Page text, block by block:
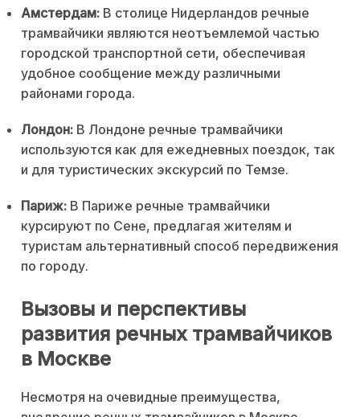
Амстердам: В столице Нидерландов речные
трамвайчики являются неотъемлемой частью
городской транспортной сети, обеспечивая
удобное сообщение между различными
районами города.
Лондон: В Лондоне речные трамвайчики
используются как для ежедневных поездок, так
и для туристических экскурсий по Темзе.
Париж: В Париже речные трамвайчики
курсируют по Сене, предлагая жителям и
туристам альтернативный способ передвижения
по городу.
Вызовы и перспективы
развития речных трамвайчиков
в Москве
Несмотря на очевидные преимущества,